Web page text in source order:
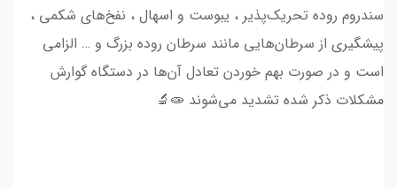
سندروم روده تحریک‌پذیر ، یبوست و اسهال ، نفخ‌های شکمی ،
پیشگیری از سرطان‌هایی مانند سرطان روده بزرگ و … الزامی
است و در صورت بهم خوردن تعادل آن‌ها در دستگاه گوارش
مشکلات ذکر شده تشدید می‌شوند 🧫🔬